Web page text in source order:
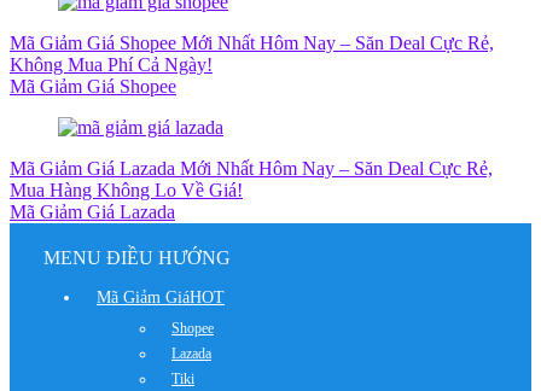
Mã Giảm Giá Shopee Mới Nhất Hôm Nay – Săn Deal Cực Rẻ,
Không Mua Phí Cả Ngày!
Mã Giảm Giá Shopee
Mã Giảm Giá Lazada Mới Nhất Hôm Nay – Săn Deal Cực Rẻ,
Mua Hàng Không Lo Về Giá!
Mã Giảm Giá Lazada
MENU ĐIỀU HƯỚNG
Mã Giảm GiáHOT
Shopee
Lazada
Tiki